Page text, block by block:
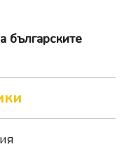
българските